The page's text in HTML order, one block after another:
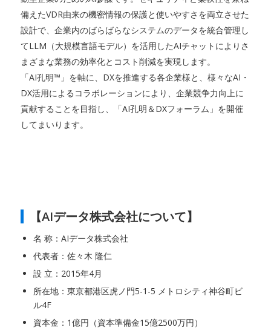
備えたVDR由来の機密情報の保護と使いやすさを両立させた
設計で、企業内のばらばらなシステムのデータを統合管理し
てLLM（大規模言語モデル）を活用したAIチャットによりさ
まざまな業務の効率化とコスト削減を実現します。
「AI孔明™」を軸に、DXを推進する各企業様と、様々なAI・
DX活用によるコラボレーションにより、企業競争力向上に
貢献することを目指し、「AI孔明＆DXフォーラム」を開催
してまいります。
【AIデータ株式会社について】
名 称：AIデータ株式会社
代表者：佐々木 隆仁
設 立：2015年4月
所在地：東京都港区虎ノ門5-1-5 メトロシティ神谷町ビ
ル4F
資本金：1億円（資本準備金15億2500万円）